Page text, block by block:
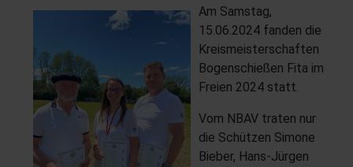
Am Samstag,
15.06.2024 fanden die
Kreismeisterschaften
Bogenschießen Fita im
Freien 2024 statt.
Vom NBAV traten nur
die Schützen Simone
Bieber, Hans-Jürgen